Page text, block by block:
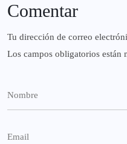
Comentar
Tu dirección de correo
Los campos obligatorios están